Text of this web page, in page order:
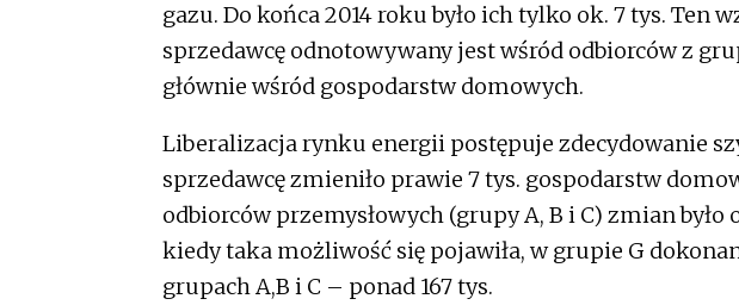
gazu. Do końca 2014 roku było ich tylko ok. 7 tys. Ten
sprzedawcę odnotowywany jest wśród odbiorców z
głównie wśród gospodarstw domowych.
Liberalizacja rynku energii postępuje zdecydowanie
sprzedawcę zmieniło prawie 7 tys. gospodarstw
odbiorców przemysłowych (grupy A, B i C) zmian było
kiedy taka możliwość się pojawiła, w grupie G
grupach A,B i C – ponad 167 tys.